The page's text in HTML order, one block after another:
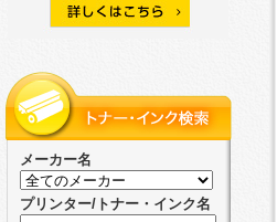
メーカー名
プリンター/トナー・インク名